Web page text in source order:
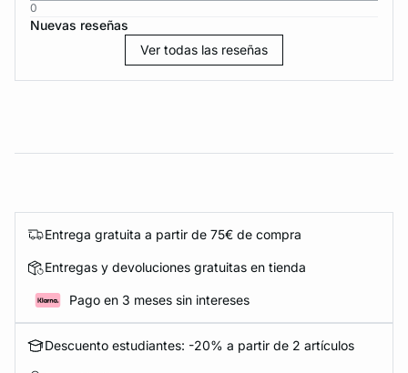
0
Nuevas reseñas
Ver todas las reseñas
Entrega gratuita a partir de 75€ de compra
Entregas y devoluciones gratuitas en tienda
Pago en 3 meses sin intereses
Descuento estudiantes: -20% a partir de 2 artículos